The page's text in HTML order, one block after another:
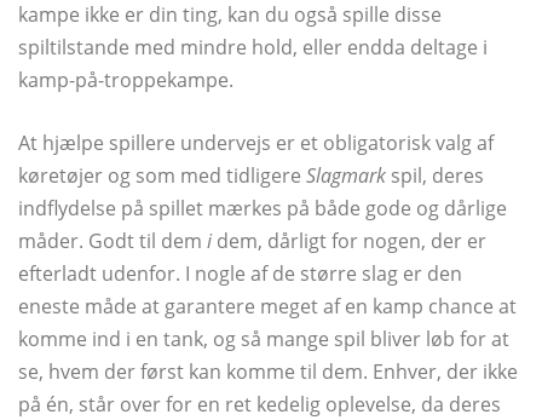
kampe ikke er din ting, kan du også spille disse
spiltilstande med mindre hold, eller endda deltage i
kamp-på-troppekampe.
At hjælpe spillere undervejs er et obligatorisk valg af
køretøjer og som med tidligere Slagmark spil, deres
indflydelse på spillet mærkes på både gode og dårlige
måder. Godt til dem i dem, dårligt for nogen, der er
efterladt udenfor. I nogle af de større slag er den
eneste måde at garantere meget af en kamp chance at
komme ind i en tank, og så mange spil bliver løb for at
se, hvem der først kan komme til dem. Enhver, der ikke
på én, står over for en ret kedelig oplevelse, da deres